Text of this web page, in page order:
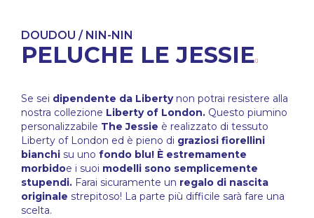
DOUDOU / NIN-NIN
PELUCHE LE JESSIE
Se sei dipendente da Libertynon potrai resistere alla
nostra collezione Liberty of London. Questo piumino
personalizzabile The Jessie è realizzato di tessuto
Liberty of London ed è pieno di graziosi fiorellini
bianchi su uno fondo blu! È estremamente
morbidoe i suoi modelli sono semplicemente
stupendi. Farai sicuramente un regalo di nascita
originale strepitoso! La parte più difficile sarà fare una
scelta.